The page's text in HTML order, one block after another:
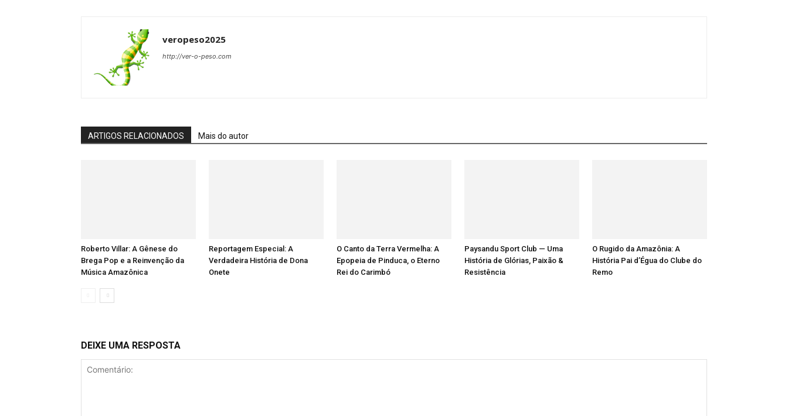
veropeso2025
http://ver-o-peso.com
ARTIGOS RELACIONADOS Mais do autor
Roberto Villar: A Gênese do
Brega Pop e a Reinvenção da
Música Amazônica
Reportagem Especial: A
Verdadeira História de Dona
Onete
O Canto da Terra Vermelha: A
Epopeia de Pinduca, o Eterno
Rei do Carimbó
Paysandu Sport Club — Uma
História de Glórias, Paixão &
Resistência
O Rugido da Amazônia: A
História Pai d’Égua do Clube do
Remo
DEIXE UMA RESPOSTA